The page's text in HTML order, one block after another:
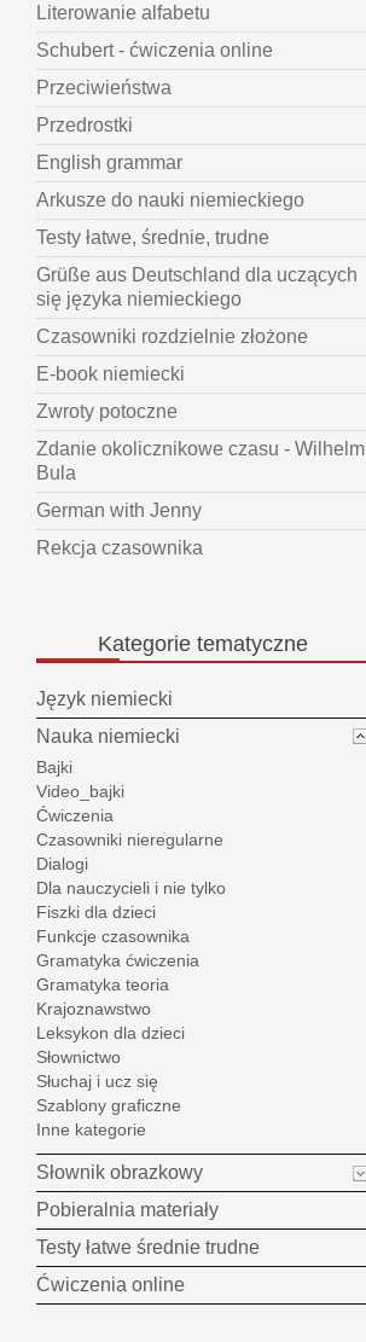
Literowanie alfabetu
Schubert - ćwiczenia online
Przeciwieństwa
Przedrostki
English grammar
Arkusze do nauki niemieckiego
Testy łatwe, średnie, trudne
Grüße aus Deutschland dla uczących
się języka niemieckiego
Czasowniki rozdzielnie złożone
E-book niemiecki
Zwroty potoczne
Zdanie okolicznikowe czasu - Wilhelm
Bula
German with Jenny
Rekcja czasownika
Kategorie tematyczne
Język niemiecki
Nauka niemiecki
Bajki
Video_bajki
Ćwiczenia
Czasowniki nieregularne
Dialogi
Dla nauczycieli i nie tylko
Fiszki dla dzieci
Funkcje czasownika
Gramatyka ćwiczenia
Gramatyka teoria
Krajoznawstwo
Leksykon dla dzieci
Słownictwo
Słuchaj i ucz się
Szablony graficzne
Inne kategorie
Słownik obrazkowy
Pobieralnia materiały
Testy łatwe średnie trudne
Ćwiczenia online